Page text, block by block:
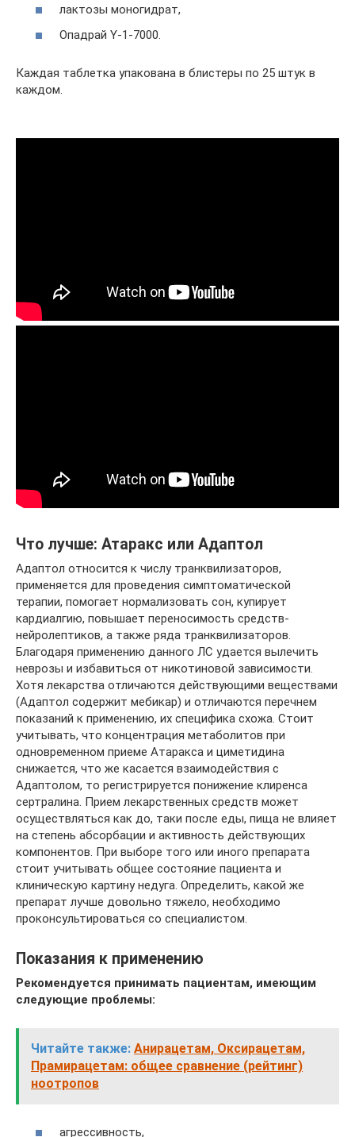
лактозы моногидрат,
Опадрай Y-1-7000.
Каждая таблетка упакована в блистеры по 25 штук в
каждом.
Что лучше: Атаракс или Адаптол
Адаптол относится к числу транквилизаторов,
применяется для проведения симптоматической
терапии, помогает нормализовать сон, купирует
кардиалгию, повышает переносимость средств-
нейролептиков, а также ряда транквилизаторов.
Благодаря применению данного ЛС удается вылечить
неврозы и избавиться от никотиновой зависимости.
Хотя лекарства отличаются действующими веществами
(Адаптол содержит мебикар) и отличаются перечнем
показаний к применению, их специфика схожа. Стоит
учитывать, что концентрация метаболитов при
одновременном приеме Атаракса и циметидина
снижается, что же касается взаимодействия с
Адаптолом, то регистрируется понижение клиренса
сертралина. Прием лекарственных средств может
осуществляться как до, таки после еды, пища не влияет
на степень абсорбации и активность действующих
компонентов. При выборе того или иного препарата
стоит учитывать общее состояние пациента и
клиническую картину недуга. Определить, какой же
препарат лучше довольно тяжело, необходимо
проконсультироваться со специалистом.
Показания к применению
Рекомендуется принимать пациентам, имеющим
следующие проблемы:
Читайте также: Анирацетам, Оксирацетам,
Прамирацетам: общее сравнение (рейтинг)
ноотропов
агрессивность,